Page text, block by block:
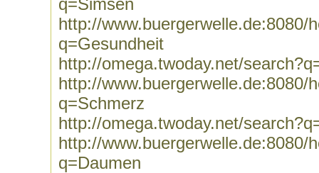
q=Simsen
http://www.buergerwelle.de:8080/
q=Gesundheit
http://omega.twoday.net/
http://www.buergerwelle.de:8080/
q=Schmerz
http://omega.twoday.net/
http://www.buergerwelle.de:8080/
q=Daumen